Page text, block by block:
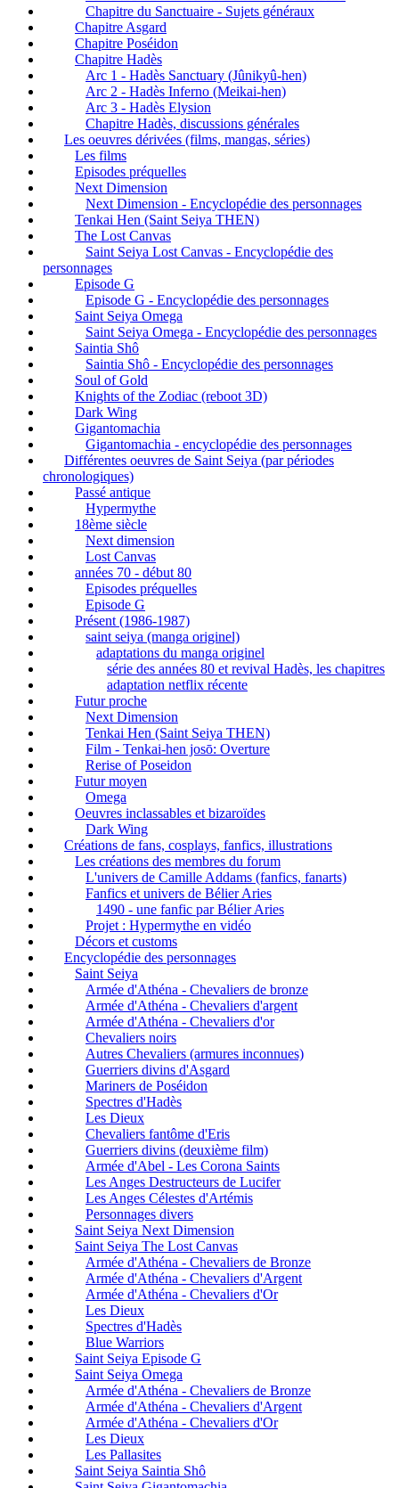
Chapitre du Sanctuaire - Sujets généraux
Chapitre Asgard
Chapitre Poséidon
Chapitre Hadès
Arc 1 - Hadès Sanctuary (Jûnikyû-hen)
Arc 2 - Hadès Inferno (Meikai-hen)
Arc 3 - Hadès Elysion
Chapitre Hadès, discussions générales
Les oeuvres dérivées (films, mangas, séries)
Les films
Episodes préquelles
Next Dimension
Next Dimension - Encyclopédie des personnages
Tenkai Hen (Saint Seiya THEN)
The Lost Canvas
Saint Seiya Lost Canvas - Encyclopédie des
personnages
Episode G
Episode G - Encyclopédie des personnages
Saint Seiya Omega
Saint Seiya Omega - Encyclopédie des personnages
Saintia Shô
Saintia Shô - Encyclopédie des personnages
Soul of Gold
Knights of the Zodiac (reboot 3D)
Dark Wing
Gigantomachia
Gigantomachia - encyclopédie des personnages
Différentes oeuvres de Saint Seiya (par périodes
chronologiques)
Passé antique
Hypermythe
18ème siècle
Next dimension
Lost Canvas
années 70 - début 80
Episodes préquelles
Episode G
Présent (1986-1987)
saint seiya (manga originel)
adaptations du manga originel
série des années 80 et revival Hadès, les chapitres
adaptation netflix récente
Futur proche
Next Dimension
Tenkai Hen (Saint Seiya THEN)
Film - Tenkai-hen josō: Overture
Rerise of Poseidon
Futur moyen
Omega
Oeuvres inclassables et bizaroïdes
Dark Wing
Créations de fans, cosplays, fanfics, illustrations
Les créations des membres du forum
L'univers de Camille Addams (fanfics, fanarts)
Fanfics et univers de Bélier Aries
1490 - une fanfic par Bélier Aries
Projet : Hypermythe en vidéo
Décors et customs
Encyclopédie des personnages
Saint Seiya
Armée d'Athéna - Chevaliers de bronze
Armée d'Athéna - Chevaliers d'argent
Armée d'Athéna - Chevaliers d'or
Chevaliers noirs
Autres Chevaliers (armures inconnues)
Guerriers divins d'Asgard
Mariners de Poséidon
Spectres d'Hadès
Les Dieux
Chevaliers fantôme d'Eris
Guerriers divins (deuxième film)
Armée d'Abel - Les Corona Saints
Les Anges Destructeurs de Lucifer
Les Anges Célestes d'Artémis
Personnages divers
Saint Seiya Next Dimension
Saint Seiya The Lost Canvas
Armée d'Athéna - Chevaliers de Bronze
Armée d'Athéna - Chevaliers d'Argent
Armée d'Athéna - Chevaliers d'Or
Les Dieux
Spectres d'Hadès
Blue Warriors
Saint Seiya Episode G
Saint Seiya Omega
Armée d'Athéna - Chevaliers de Bronze
Armée d'Athéna - Chevaliers d'Argent
Armée d'Athéna - Chevaliers d'Or
Les Dieux
Les Pallasites
Saint Seiya Saintia Shô